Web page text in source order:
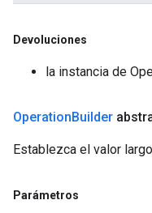
Devoluciones
la instancia de
OperationBuilder
Establezca el valor
Parámetros